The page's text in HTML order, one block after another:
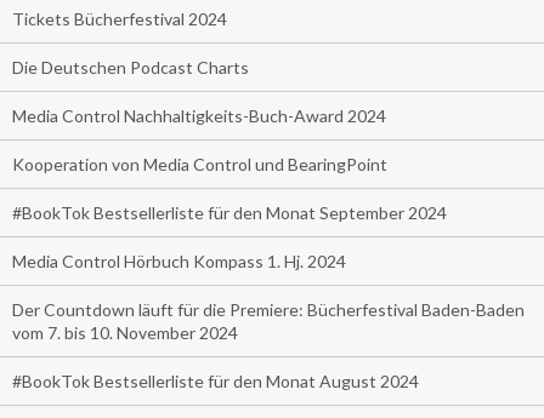
Tickets Bücherfestival 2024
Die Deutschen Podcast Charts
Media Control Nachhaltigkeits-Buch-Award 2024
Kooperation von Media Control und BearingPoint
#BookTok Bestsellerliste für den Monat September 2024
Media Control Hörbuch Kompass 1. Hj. 2024
Der Countdown läuft für die Premiere: Bücherfestival Baden-Baden
vom 7. bis 10. November 2024
#BookTok Bestsellerliste für den Monat August 2024